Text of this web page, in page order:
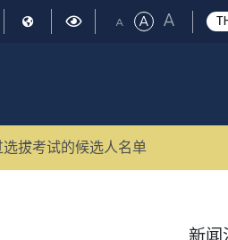
ASmall
ARegular
A Large
font
拔考试的候选人名单